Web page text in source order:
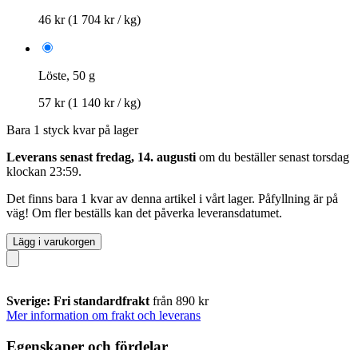
46 kr(1 704 kr / kg)
Löste, 50 g
57 kr(1 140 kr / kg)
Bara 1 styck kvar på lager
Leverans senast fredag, 14. augusti om du beställer senast torsdag
klockan 23:59.
Det finns bara 1 kvar av denna artikel i vårt lager. Påfyllning är på
väg! Om fler beställs kan det påverka leveransdatumet.
Lägg i varukorgen
Sverige: Fri standardfrakt från 890 kr
Mer information om frakt och leverans
Egenskaper och fördelar